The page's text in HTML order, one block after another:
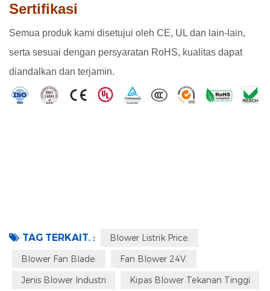
Sertifikasi
Semua produk kami disetujui oleh CE, UL dan lain-lain,
serta sesuai dengan persyaratan RoHS, kualitas dapat
diandalkan dan terjamin.
TAG TERKAIT. : Blower Listrik Price.
Blower Fan Blade. Fan Blower 24V.
Jenis Blower Industri Kipas Blower Tekanan Tinggi